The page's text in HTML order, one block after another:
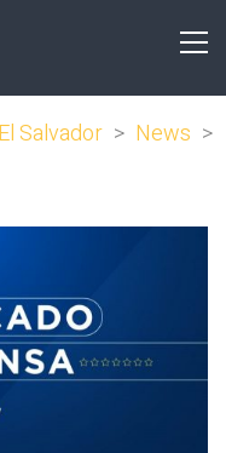
Salvador > News >